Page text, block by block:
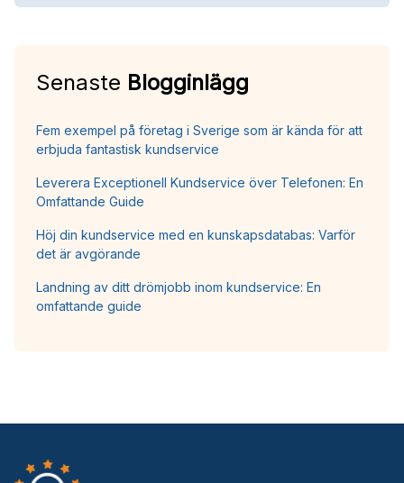
Senaste Blogginlägg
Fem exempel på företag i Sverige som är kända för att
erbjuda fantastisk kundservice
Leverera Exceptionell Kundservice över Telefonen: En
Omfattande Guide
Höj din kundservice med en kunskapsdatabas: Varför
det är avgörande
Landning av ditt drömjobb inom kundservice: En
omfattande guide